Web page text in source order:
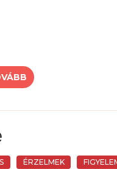
ÉRZELMEK